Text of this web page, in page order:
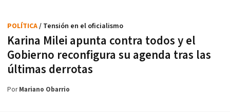
Karina Milei apunta contra todos y el
Gobierno reconfigura su agenda tras las
últimas derrotas
POLÍTICA/ Tensión en el oficialismo
PorMariano Obarrio